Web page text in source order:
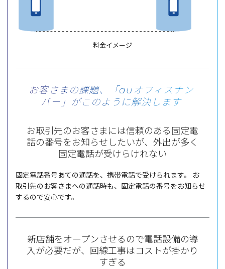
料金イメージ
お客さまの課題、「auオフィスナン
バー」がこのように解決します
お取引先のお客さまには信頼のある固定電
話の番号をお知らせしたいが、 外出が多く
固定電話が受けらけれない
固定電話番号あての通話を、 携帯電話で受けられます。
お
取引先のお客さまへの通話時も、 固定電話の番号をお知らせ
するので安心です。
新店舗をオープンさせるので電話設備の導
入が必要だが、回線工事はコストが掛かり
すぎる